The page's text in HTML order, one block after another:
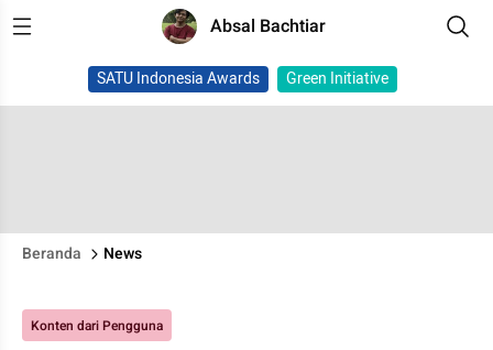
Absal Bachtiar
SATU Indonesia Awards Green Initiative
Beranda News
Konten dari Pengguna